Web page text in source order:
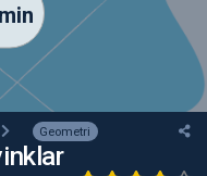
Geometri